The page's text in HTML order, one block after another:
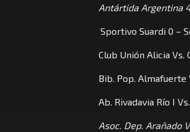
Antártida Argentina
Sportivo Suardi 0 –
Club Unión Alicia
Bib. Pop. Almafuerte
Ab. Rivadavia Río I
Asoc. Dep. Arañado